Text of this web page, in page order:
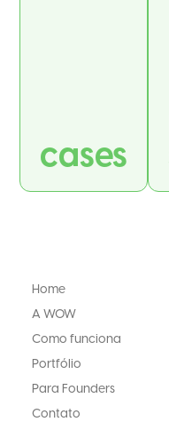
cases
Home
A WOW
Como funciona
Portfólio
Para Founders
Contato